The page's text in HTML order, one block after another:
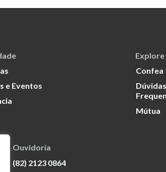
e Eventos
Explore
Confea
Dúvidas
Mútua
Ouvidoria
(82) 2123 0864